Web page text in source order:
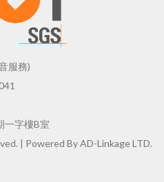
服務)
一字樓B室
| Powered By AD-Linkage LTD.